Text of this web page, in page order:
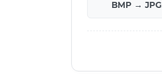
BMP → JPG